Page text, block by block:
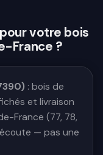
votre bois
France ?
: bois de
et livraison
France (77, 78,
— pas une